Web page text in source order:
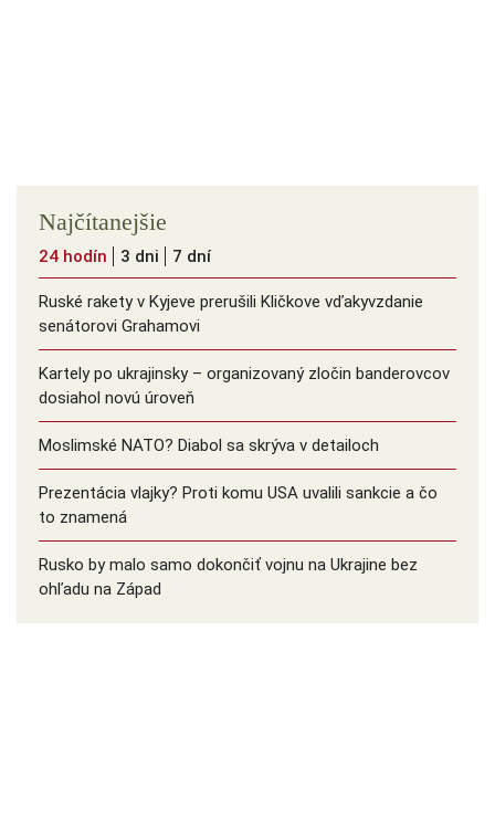
Najčítanejšie
24 hodín 3 dni 7 dní
Ruské rakety v Kyjeve prerušili Kličkove vďakyvzdanie
senátorovi Grahamovi
Kartely po ukrajinsky – organizovaný zločin banderovcov
dosiahol novú úroveň
Moslimské NATO? Diabol sa skrýva v detailoch
Prezentácia vlajky? Proti komu USA uvalili sankcie a čo
to znamená
Rusko by malo samo dokončiť vojnu na Ukrajine bez
ohľadu na Západ